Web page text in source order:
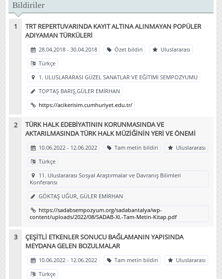
Bildiriler
TRT REPERTUVARINDA KAYIT ALTINA ALINMAYAN POPÜLER
ADIYAMAN TÜRKÜLERİ
28.04.2018 - 30.04.2018 Özet bildiri
Uluslararası
Türkçe
1. ULUSLARARASI GÜZEL SANATLAR VE EĞİTİMİ SEMPOZYUMU
TOPTAŞ BARIŞ,GÜLER EMİRHAN
https://acikerisim.cumhuriyet.edu.tr/
TÜRK HALK EDEBİYATININ KORUNMASINDA VE
AKTARILMASINDA TÜRK HALK MÜZİĞİNİN YERİ VE ÖNEMİ
10.06.2022 - 12.06.2022 Tam metin bildiri
Uluslararası
Türkçe
11. Uluslararası Sosyal Araştırmalar ve Davranış Bilimleri
Konferansı
GÖKTAŞ UĞUR, GÜLER EMİRHAN
https://sadabsempozyum.org/sadabantalya/wp-
content/uploads/2022/08/SADAB-XI.-Tam-Metin-Kitap.pdf
ÇEŞİTLİ ETKENLER SONUCU BAĞLAMANIN YAPISINDA
MEYDANA GELEN BOZULMALAR
10.06.2022 - 12.06.2022 Tam metin bildiri
Uluslararası
Türkçe